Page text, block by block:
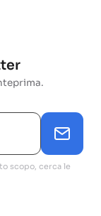
scopo, cerca le